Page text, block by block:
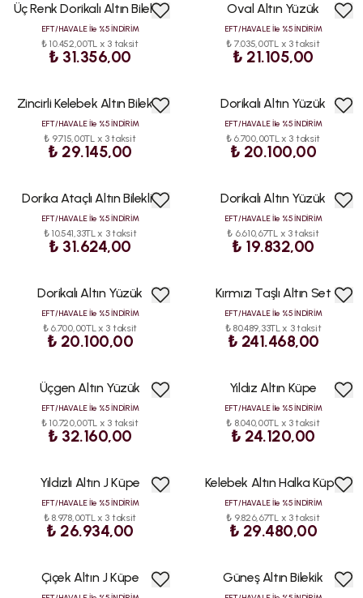
Üç Renk Dorikalı Altın Bileklik
EFT/HAVALE İle %5 İNDİRİM
₺ 10.452,00TL x 3 taksit
₺ 31.356,00
Oval Altın Yüzük
EFT/HAVALE İle %5 İNDİRİM
₺ 7.035,00TL x 3 taksit
₺ 21.105,00
Zincirli Kelebek Altın Bileklik
EFT/HAVALE İle %5 İNDİRİM
₺ 9.715,00TL x 3 taksit
₺ 29.145,00
Dorikalı Altın Yüzük
EFT/HAVALE İle %5 İNDİRİM
₺ 6.700,00TL x 3 taksit
₺ 20.100,00
Dorika Ataçlı Altın Bileklik
EFT/HAVALE İle %5 İNDİRİM
₺ 10.541,33TL x 3 taksit
₺ 31.624,00
Dorikalı Altın Yüzük
EFT/HAVALE İle %5 İNDİRİM
₺ 6.610,67TL x 3 taksit
₺ 19.832,00
Dorikalı Altın Yüzük
EFT/HAVALE İle %5 İNDİRİM
₺ 6.700,00TL x 3 taksit
₺ 20.100,00
Kırmızı Taşlı Altın Set
EFT/HAVALE İle %5 İNDİRİM
₺ 80.489,33TL x 3 taksit
₺ 241.468,00
Üçgen Altın Yüzük
EFT/HAVALE İle %5 İNDİRİM
₺ 10.720,00TL x 3 taksit
₺ 32.160,00
Yıldız Altın Küpe
EFT/HAVALE İle %5 İNDİRİM
₺ 8.040,00TL x 3 taksit
₺ 24.120,00
Yıldızlı Altın J Küpe
EFT/HAVALE İle %5 İNDİRİM
₺ 8.978,00TL x 3 taksit
₺ 26.934,00
Kelebek Altın Halka Küpe
EFT/HAVALE İle %5 İNDİRİM
₺ 9.826,67TL x 3 taksit
₺ 29.480,00
Çiçek Altın J Küpe Güneş Altın Bilekik